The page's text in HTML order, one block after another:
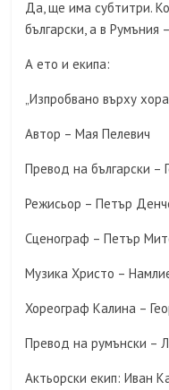
Да, ще има субтитри.
български, а в Румъния
А ето и екипа:
„Изпробвано върху
Автор – Мая Пелевич
Превод на български –
Режисьор – Петър
Сценограф – Петър
Музика Христо –
Хореограф Калина –
Превод на румънски –
Актьорски екип: Иван